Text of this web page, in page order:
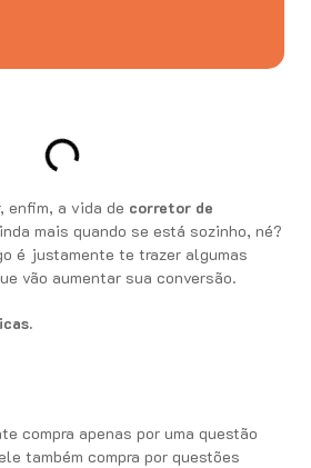
enfim, a vida de corretor de
mais quando se está sozinho, né?
é justamente te trazer algumas
vão aumentar sua conversão.
compra apenas por uma questão
também compra por questões